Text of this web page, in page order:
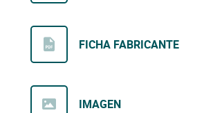
FICHA FABRICANTE
IMAGEN